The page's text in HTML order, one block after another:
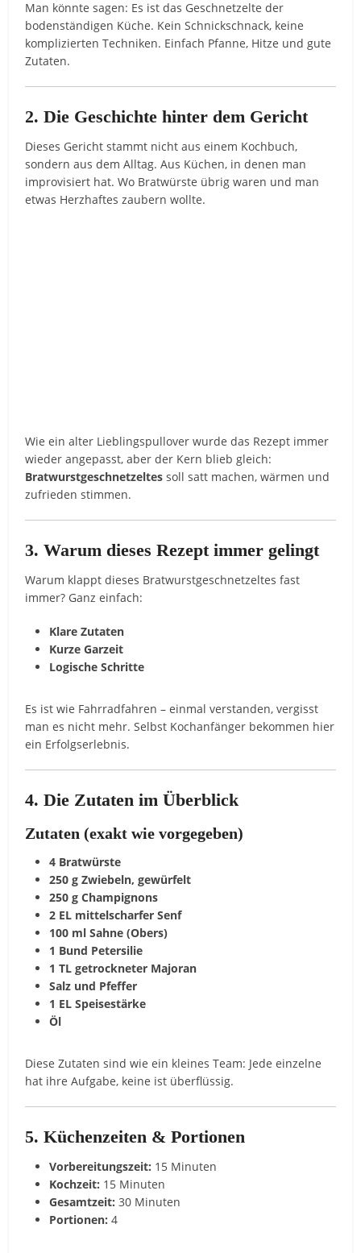
Man könnte sagen: Es ist das Geschnetzelte der
bodenständigen Küche. Kein Schnickschnack, keine
komplizierten Techniken. Einfach Pfanne, Hitze und gute
Zutaten.
2. Die Geschichte hinter dem Gericht
Dieses Gericht stammt nicht aus einem Kochbuch,
sondern aus dem Alltag. Aus Küchen, in denen man
improvisiert hat. Wo Bratwürste übrig waren und man
etwas Herzhaftes zaubern wollte.
Wie ein alter Lieblingspullover wurde das Rezept immer
wieder angepasst, aber der Kern blieb gleich:
Bratwurstgeschnetzeltes soll satt machen, wärmen und
zufrieden stimmen.
3. Warum dieses Rezept immer gelingt
Warum klappt dieses Bratwurstgeschnetzeltes fast
immer? Ganz einfach:
Klare Zutaten
Kurze Garzeit
Logische Schritte
Es ist wie Fahrradfahren – einmal verstanden, vergisst
man es nicht mehr. Selbst Kochanfänger bekommen hier
ein Erfolgserlebnis.
4. Die Zutaten im Überblick
Zutaten (exakt wie vorgegeben)
4 Bratwürste
250 g Zwiebeln, gewürfelt
250 g Champignons
2 EL mittelscharfer Senf
100 ml Sahne (Obers)
1 Bund Petersilie
1 TL getrockneter Majoran
Salz und Pfeffer
1 EL Speisestärke
Öl
Diese Zutaten sind wie ein kleines Team: Jede einzelne
hat ihre Aufgabe, keine ist überflüssig.
5. Küchenzeiten & Portionen
Vorbereitungszeit: 15 Minuten
Kochzeit: 15 Minuten
Gesamtzeit: 30 Minuten
Portionen: 4